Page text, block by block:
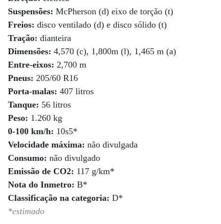
Suspensões: McPherson (d) eixo de torção (t)
Freios: disco ventilado (d) e disco sólido (t)
Tração: dianteira
Dimensões: 4,570 (c), 1,800m (l), 1,465 m (a)
Entre-eixos: 2,700 m
Pneus: 205/60 R16
Porta-malas: 407 litros
Tanque: 56 litros
Peso: 1.260 kg
0-100 km/h: 10s5*
Velocidade máxima: não divulgada
Consumo: não divulgado
Emissão de CO2: 117 g/km*
Nota do Inmetro: B*
Classificação na categoria: D*
*estimado